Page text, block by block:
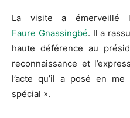
La visite a émerveillé
Faure Gnassingbé. Il a
haute déférence au
reconnaissance et
l’acte qu’il a posé en
spécial ».